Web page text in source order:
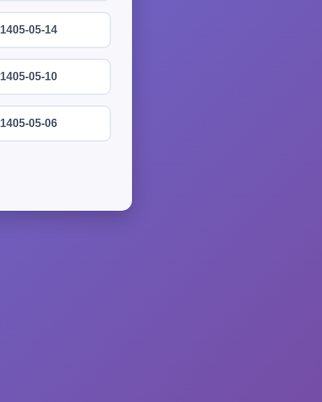
1405-05-14
1405-05-10
1405-05-06